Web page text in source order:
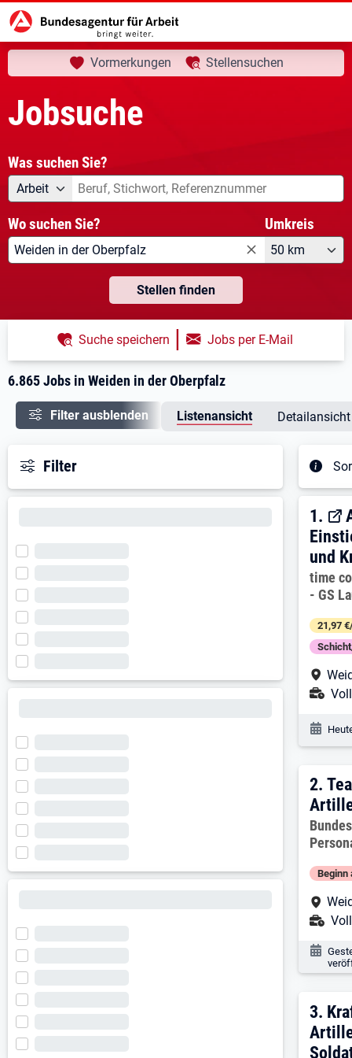
Startseite Jobsuche aktuelle Seite:
Ihre Suche
Vormerkungen Stellensuchen
Jobsuche
Was suchen Sie?
Angebotsart
Arbeit Was suchen Sie?
Wo suchen Sie? Umkreis
50 km
Stellen finden
6.865 Jobs in Weiden in der Oberpfalz
Suche speichern | Jobs per E-Mail
Filter ausblenden Listenansicht Detailansicht
Filter
1.
1.
und
time
- GS
21,97
2.
2.
Beginn
3.
3.